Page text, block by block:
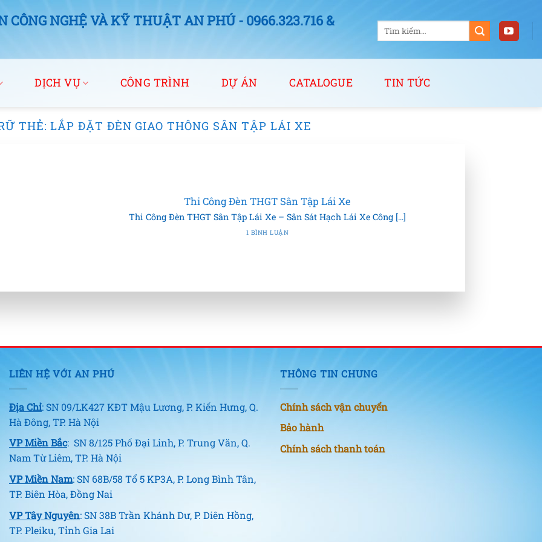
CÔNG NGHỆ VÀ KỸ THUẬT AN PHÚ - 0966.323.716 &
Tìm
kiếm:
DỊCH VỤ CÔNG TRÌNH DỰ ÁN CATALOGUE TIN TỨC
THẺ:LẮP ĐẶT ĐÈN GIAO THÔNG SÂN TẬP LÁI XE
Thi Công Đèn THGT Sân Tập Lái Xe
Thi Công Đèn THGT Sân Tập Lái Xe – Sân Sát Hạch Lái Xe Công [...]
1 BÌNH LUẬN
LIÊN HỆ VỚI AN PHÚ
Địa Chỉ: SN 09/LK427 KĐT Mậu Lương, P. Kiến Hưng, Q.
Hà Đông, TP. Hà Nội
VP Miền Bắc: SN 8/125 Phố Đại Linh, P. Trung Văn, Q.
Nam Từ Liêm, TP. Hà Nội
VP Miền Nam: SN 68B/58 Tổ 5 KP3A, P. Long Bình Tân,
TP. Biên Hòa, Đồng Nai
VP Tây Nguyên: SN 38B Trần Khánh Dư, P. Diên Hồng,
TP. Pleiku, Tỉnh Gia Lai
THÔNG TIN CHUNG
Chính sách vận chuyển
Bảo hành
Chính sách thanh toán